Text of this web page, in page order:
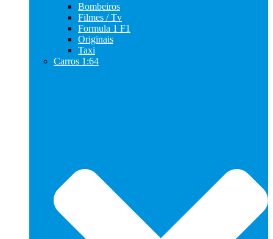
Bombeiros
Filmes / Tv
Formula 1 F1
Originais
Taxi
Carros 1:64